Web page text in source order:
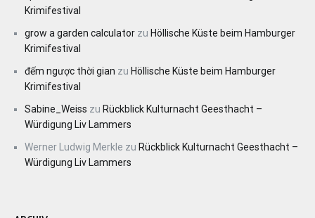
Krimifestival
grow a garden calculator zu Höllische Küste beim Hamburger
Krimifestival
đếm ngược thời gian zu Höllische Küste beim Hamburger
Krimifestival
Sabine_Weiss zu Rückblick Kulturnacht Geesthacht –
Würdigung Liv Lammers
Werner Ludwig Merkle zu Rückblick Kulturnacht Geesthacht –
Würdigung Liv Lammers